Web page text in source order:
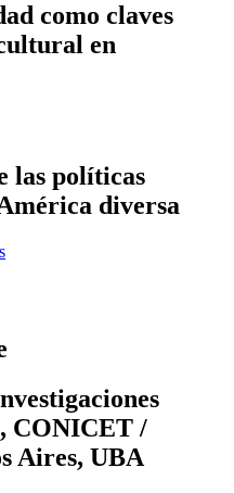
como claves
en
las políticas
diversa
CONICET /
Aires, UBA